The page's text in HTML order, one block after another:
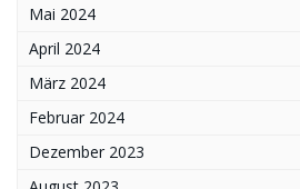
Mai 2024
April 2024
März 2024
Februar 2024
Dezember 2023